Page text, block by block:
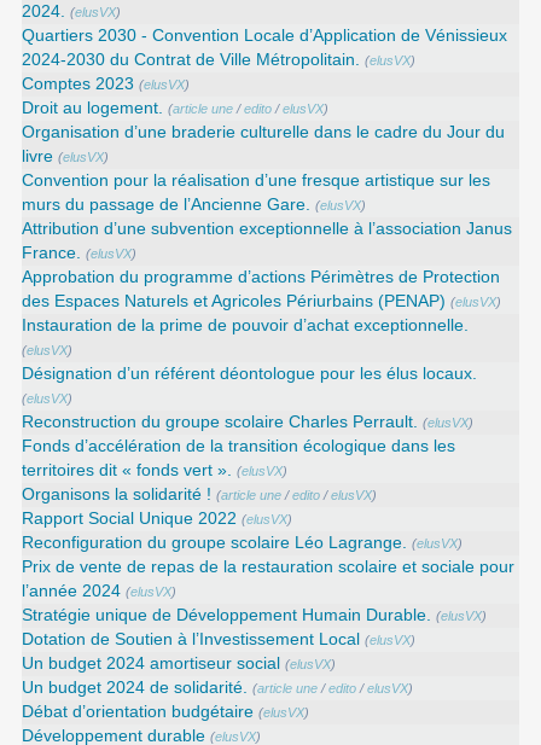
2024. (elusVX)
Quartiers 2030 - Convention Locale d’Application de Vénissieux
2024-2030 du Contrat de Ville Métropolitain. (elusVX)
Comptes 2023 (elusVX)
Droit au logement. (article une /edito /elusVX)
Organisation d’une braderie culturelle dans le cadre du Jour du
livre (elusVX)
Convention pour la réalisation d’une fresque artistique sur les
murs du passage de l’Ancienne Gare. (elusVX)
Attribution d’une subvention exceptionnelle à l’association Janus
France. (elusVX)
Approbation du programme d’actions Périmètres de Protection
des Espaces Naturels et Agricoles Périurbains (PENAP) (elusVX)
Instauration de la prime de pouvoir d’achat exceptionnelle.
(elusVX)
Désignation d’un référent déontologue pour les élus locaux.
(elusVX)
Reconstruction du groupe scolaire Charles Perrault. (elusVX)
Fonds d’accélération de la transition écologique dans les
territoires dit « fonds vert ». (elusVX)
Organisons la solidarité ! (article une /edito /elusVX)
Rapport Social Unique 2022 (elusVX)
Reconfiguration du groupe scolaire Léo Lagrange. (elusVX)
Prix de vente de repas de la restauration scolaire et sociale pour
l’année 2024 (elusVX)
Stratégie unique de Développement Humain Durable. (elusVX)
Dotation de Soutien à l’Investissement Local (elusVX)
Un budget 2024 amortiseur social (elusVX)
Un budget 2024 de solidarité. (article une /edito /elusVX)
Débat d’orientation budgétaire (elusVX)
Développement durable (elusVX)